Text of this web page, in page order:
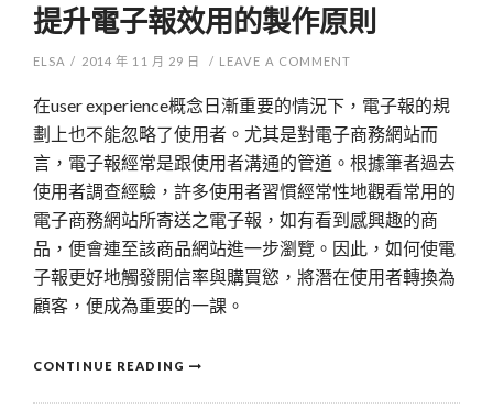
提升電子報效用的製作原則
ELSA / 2014 年 11 月 29 日 / LEAVE A COMMENT
在user experience概念日漸重要的情況下，電子報的規
劃上也不能忽略了使用者。尤其是對電子商務網站而
言，電子報經常是跟使用者溝通的管道。根據筆者過去
使用者調查經驗，許多使用者習慣經常性地觀看常用的
電子商務網站所寄送之電子報，如有看到感興趣的商
品，便會連至該商品網站進一步瀏覽。因此，如何使電
子報更好地觸發開信率與購買慾，將潛在使用者轉換為
顧客，便成為重要的一課。
CONTINUE READING